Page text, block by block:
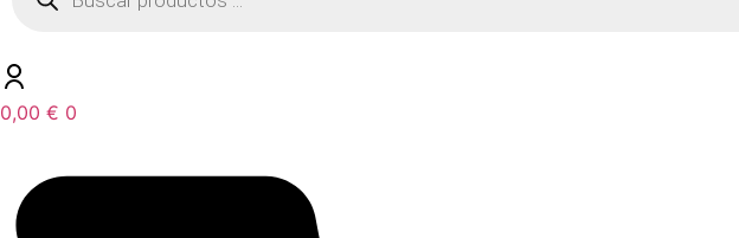
productos
0,00 € 0